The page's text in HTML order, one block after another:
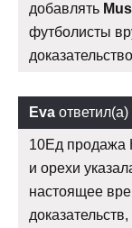
добавлять
футболисты
Eva ответил(а)
10Ед продажа
и орехи
настоящее